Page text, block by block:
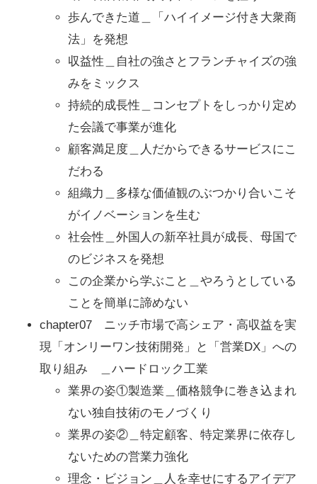
歩んできた道＿「ハイイメージ付き大衆商
法」を発想
収益性＿自社の強さとフランチャイズの強
みをミックス
持続的成長性＿コンセプトをしっかり定め
た会議で事業が進化
顧客満足度＿人だからできるサービスにこ
だわる
組織力＿多様な価値観のぶつかり合いこそ
がイノベーションを生む
社会性＿外国人の新卒社員が成長、母国で
のビジネスを発想
この企業から学ぶこと＿やろうとしている
ことを簡単に諦めない
chapter07 ニッチ市場で高シェア・高収益を実
現「オンリーワン技術開発」と「営業DX」への
取り組み ＿ハードロック工業
業界の姿①製造業＿価格競争に巻き込まれ
ない独自技術のモノづくり
業界の姿②＿特定顧客、特定業界に依存し
ないための営業力強化
理念・ビジョン＿人を幸せにするアイデア